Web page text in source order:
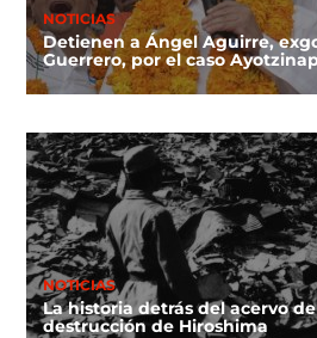
NOTICIAS
Detienen a Ángel Aguirre,
Guerrero, por el caso
NOTICIAS
La historia detrás del acervo
destrucción de Hiroshima